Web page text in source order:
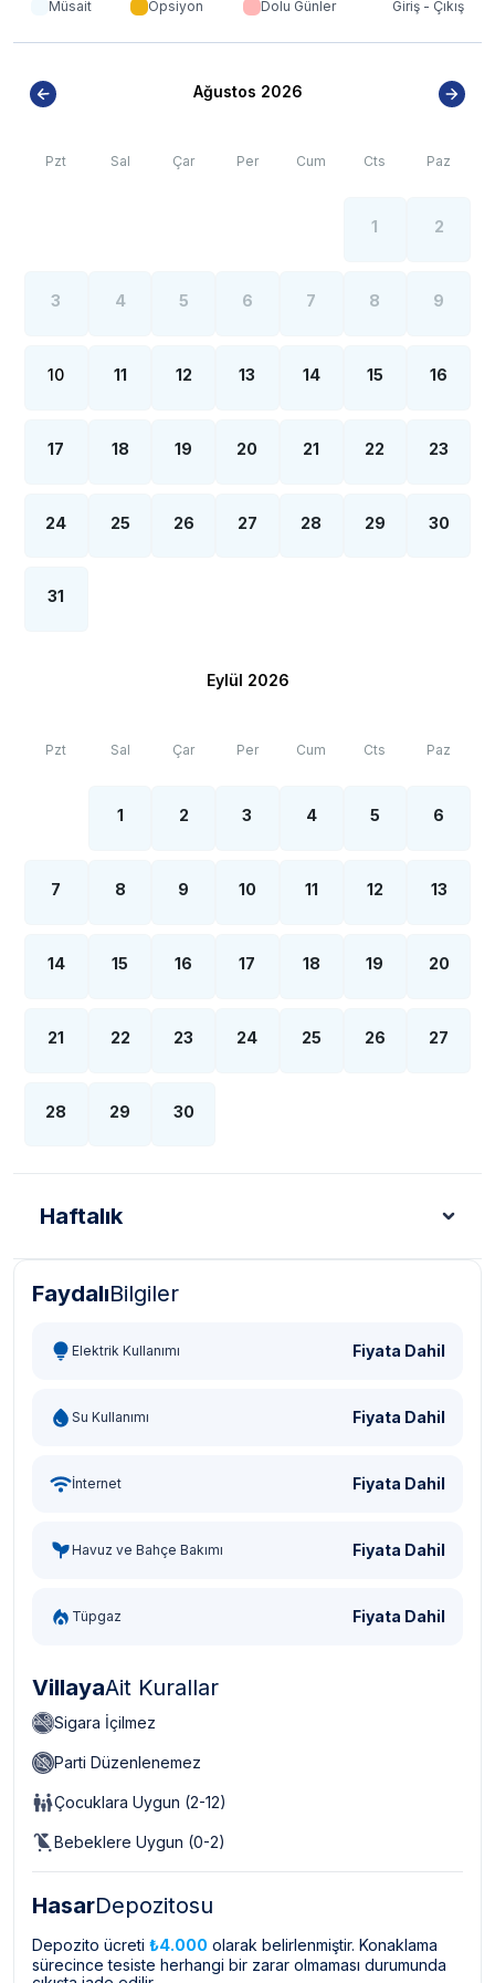
görülebilmektedir.
***BÖLGE İLE İLGİLİ KRİTİK BİLGİLER***
* Fethiye bölgesinde özellikle yaz aylarında yoğun nüfus
artışı sebebiyle; bölge genelinde nadiren de
Müsait Opsiyon Dolu Günler Giriş - Çıkış
Ağustos 2026
Pzt Sal Çar Per Cum Cts Paz
1 2
3 4 5 6 7 8 9
10 11 12 13 14 15 16
17 18 19 20 21 22 23
24 25 26 27 28 29 30
31
Eylül 2026
Pzt Sal Çar Per Cum Cts Paz
1 2 3 4 5 6
7 8 9 10 11 12 13
14 15 16 17 18 19 20
21 22 23 24 25 26 27
28 29 30
Haftalık
Türk Lirası - TL
FaydalıBilgiler
Elektrik Kullanımı Fiyata Dahil
Su Kullanımı Fiyata Dahil
İnternet Fiyata Dahil
Havuz ve Bahçe Bakımı Fiyata Dahil
Tüpgaz Fiyata Dahil
VillayaAit Kurallar
Sigara İçilmez
Parti Düzenlenemez
Çocuklara Uygun (2-12)
Bebeklere Uygun (0-2)
HasarDepozitosu
Depozito ücreti ₺4.000 olarak belirlenmiştir. Konaklama
sürecince tesiste herhangi bir zarar olmaması durumunda